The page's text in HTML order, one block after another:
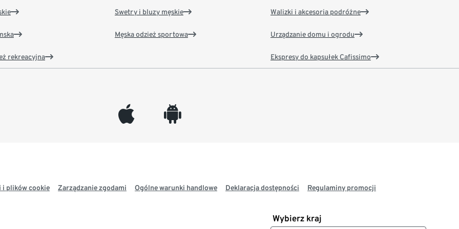
rekreacyjna
Swetry i bluzy męskie
Męska odzież sportowa
Walizki i akcesoria podróżne
Urządzanie domu i ogrodu
Ekspresy do kapsułek Cafissimo
appleinc android
i plików cookie Zarządzanie zgodami Ogólne warunki handlowe Deklaracja dostępności Regulaminy promocji
Wybierz kraj